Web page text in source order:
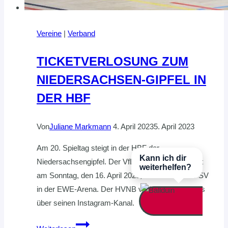
Vereine | Verband
TICKETVERLOSUNG ZUM
NIEDERSACHSEN-GIPFEL IN
DER HBF
VonJuliane Markmann 4. April 20235. April 2023
Am 20. Spieltag steigt in der HBF der
Niedersachsengipfel. Der VfL Oldenburg empfängt
am Sonntag, den 16. April 2023, den Buxtehuder SV
in der EWE-Arena. Der HVNB verlost 3 x 2 Tickets
über seinen Instagram-Kanal.
TICKETVERLOSUNG
Kann ich dir
weiterhelfen?